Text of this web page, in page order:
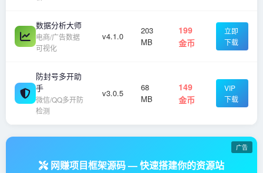
数据分析大师
电商/广告数据
可视化
v4.1.0
203
MB
199
金币
立即
下载
防封号多开助
手
微信/QQ多开防
检测
v3.0.5
68
MB
149
金币
VIP
下载
广告
网赚项目框架源码 — 快速搭建你的资源站